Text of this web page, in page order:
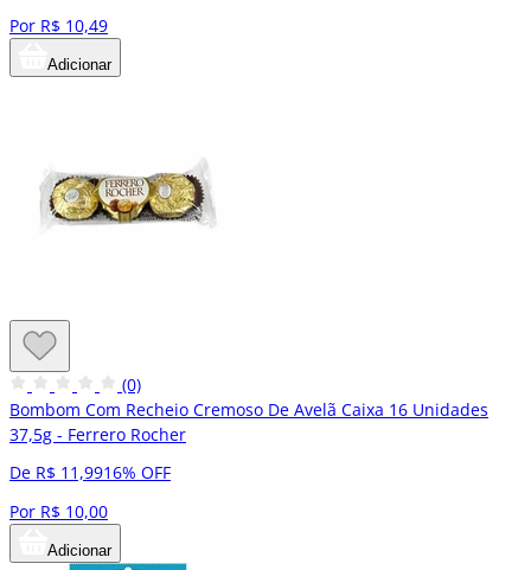
Por R$ 10,49
Adicionar
(0)
Bombom Com Recheio Cremoso De Avelã Caixa 16 Unidades
37,5g - Ferrero Rocher
De R$ 11,9916% OFF
Por R$ 10,00
Adicionar